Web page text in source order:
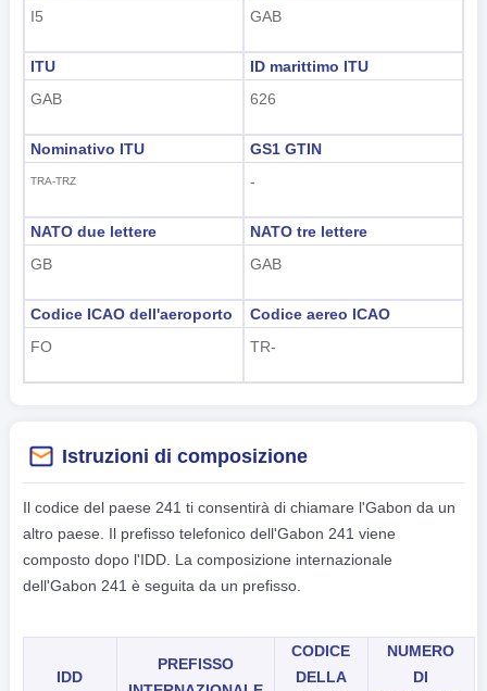
I5
GAB
ITU
GAB
ID marittimo ITU
626
Nominativo ITU
TRA-TRZ
GS1 GTIN
-
NATO due lettere
GB
NATO tre lettere
GAB
Codice ICAO dell'aeroporto
FO
Codice aereo ICAO
TR-
Istruzioni di composizione
Il codice del paese 241 ti consentirà di chiamare l'Gabon da un
altro paese. Il prefisso telefonico dell'Gabon 241 viene
composto dopo l'IDD. La composizione internazionale
dell'Gabon 241 è seguita da un prefisso.
IDD
PREFISSO
CODICE
DELLA
NUMERO
DI